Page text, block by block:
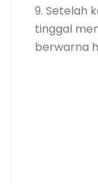
9. Setelah
tinggal
berwarna